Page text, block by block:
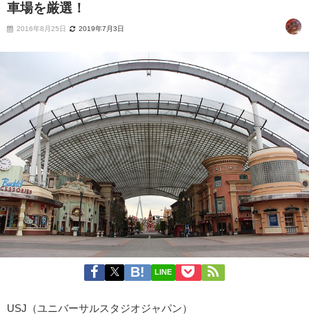
車場を厳選！
2016年8月25日 2019年7月3日
LINE
USJ（ユニバーサルスタジオジャパン）